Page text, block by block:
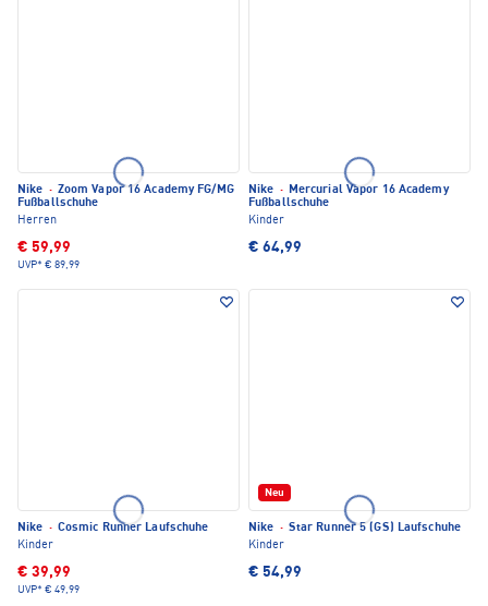
Nike · Zoom Vapor 16 Academy FG/MG
Fußballschuhe
Herren
€ 59,99
UVP* € 89,99
Nike · Mercurial Vapor 16 Academy
Fußballschuhe
Kinder
€ 64,99
Nike · Cosmic Runner Laufschuhe
Kinder
€ 39,99
UVP* € 49,99
Neu
Nike · Star Runner 5 (GS) Laufschuhe
Kinder
€ 54,99